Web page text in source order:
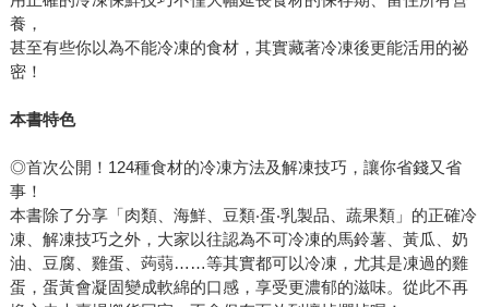
養，
甚至有些你以為不能冷凍的食材，其實藏著冷凍後更能活用的祕
密！
本書特色
◎首次公開！124種食材的冷凍方法及解凍技巧，讓你省錢又省
事！
本書除了分享「肉類、海鮮、豆類‧蛋‧乳製品、蔬果類」的正確冷
凍、解凍技巧之外，大家以往認為不可冷凍的馬鈴薯、黃瓜、奶
油、豆腐、雞蛋、蒟蒻……等其實都可以冷凍，尤其是凍過的雞
蛋，蛋黃會凝固變成軟綿的口感，享受更濃郁的滋味。從此不再